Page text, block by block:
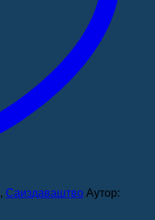
, Саиздаваштво Аутор: